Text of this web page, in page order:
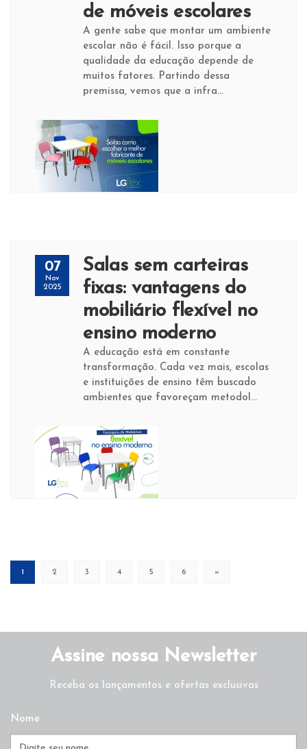
de móveis escolares
A gente sabe que montar um ambiente
escolar não é fácil. Isso porque a
qualidade da educação depende de
muitos fatores. Partindo dessa
premissa, vemos que a infra...
07
Nov
2025
Salas sem carteiras
fixas: vantagens do
mobiliário flexível no
ensino moderno
A educação está em constante
transformação. Cada vez mais, escolas
e instituições de ensino têm buscado
ambientes que favoreçam metodol...
1 (current)
2 3 4 5 6 »
Assine nossa Newsletter
Receba os lançamentos e ofertas exclusivas
Nome